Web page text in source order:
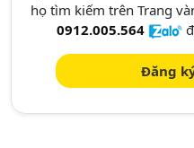
họ tìm kiếm trên Trang
0912.005.564
Đăng